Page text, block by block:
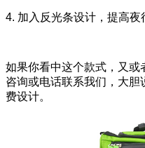
4. 加入反光条设计，提高夜
如果你看中这个款式，又
咨询或电话联系我们，大
费设计。